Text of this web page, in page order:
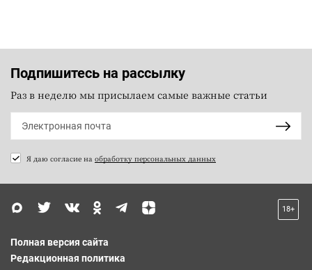
Подпишитесь на рассылку
Раз в неделю мы присылаем самые важные статьи
Я даю согласие на обработку персональных данных
18+
Полная версия сайта
Редакционная политика